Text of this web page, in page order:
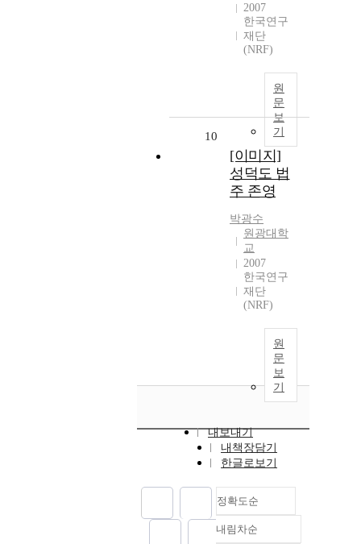
2007
한국연구
재단
(NRF)
원
문
보
기
10
[이미지]
성덕도 법
주 존영
박광수
원광대학
교
2007
한국연구
재단
(NRF)
원
문
보
기
내보내기
내책장담기
한글로보기
정확도순
정확도
내림차순